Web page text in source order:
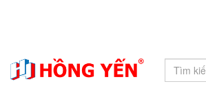
Tư Vấn Bán Hàng